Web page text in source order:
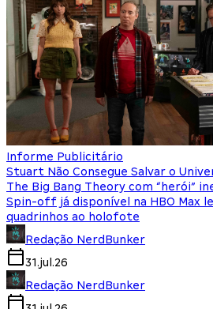
Informe Publicitário
Stuart Não Consegue Salvar o
The Big Bang Theory com “herói”
Spin-off já disponível na HBO Max
quadrinhos ao holofote
Redação NerdBunker
31.jul.26
Redação NerdBunker